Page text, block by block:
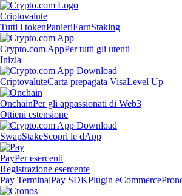
Criptovalute
Tutti i tokenPanieriEarnStaking
Crypto.com AppPer tutti gli utenti
Inizia
CriptovaluteCarta prepagata VisaLevel Up
OnchainPer gli appassionati di Web3
Ottieni estensione
SwapStakeScopri le dApp
PayPer esercenti
Registrazione esercente
Pay TerminalPay SDKPlugin eCommerce